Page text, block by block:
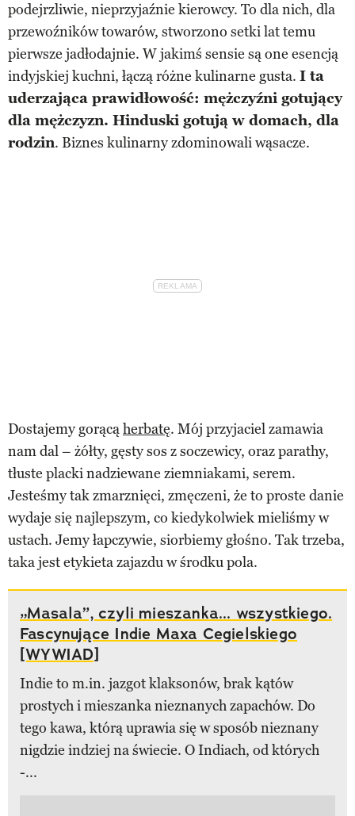
podejrzliwie, nieprzyjaźnie kierowcy. To dla nich, dla
przewoźników towarów, stworzono setki lat temu
pierwsze jadłodajnie. W jakimś sensie są one esencją
indyjskiej kuchni, łączą różne kulinarne gusta. I ta
uderzająca prawidłowość: mężczyźni gotujący
dla mężczyzn. Hinduski gotują w domach, dla
rodzin. Biznes kulinarny zdominowali wąsacze.
Dostajemy gorącąherbatę. Mój przyjaciel zamawia
nam dal – żółty, gęsty sos z soczewicy, oraz parathy,
tłuste placki nadziewane ziemniakami, serem.
Jesteśmy tak zmarznięci, zmęczeni, że to proste danie
wydaje się najlepszym, co kiedykolwiek mieliśmy w
ustach. Jemy łapczywie, siorbiemy głośno. Tak trzeba,
taka jest etykieta zajazdu w środku pola.
„Masala”, czyli mieszanka... wszystkiego.
Fascynujące Indie Maxa Cegielskiego
[WYWIAD]
Indie to m.in. jazgot klaksonów, brak kątów
prostych i mieszanka nieznanych zapachów. Do
tego kawa, którą uprawia się w sposób nieznany
nigdzie indziej na świecie. O Indiach, od których
-...